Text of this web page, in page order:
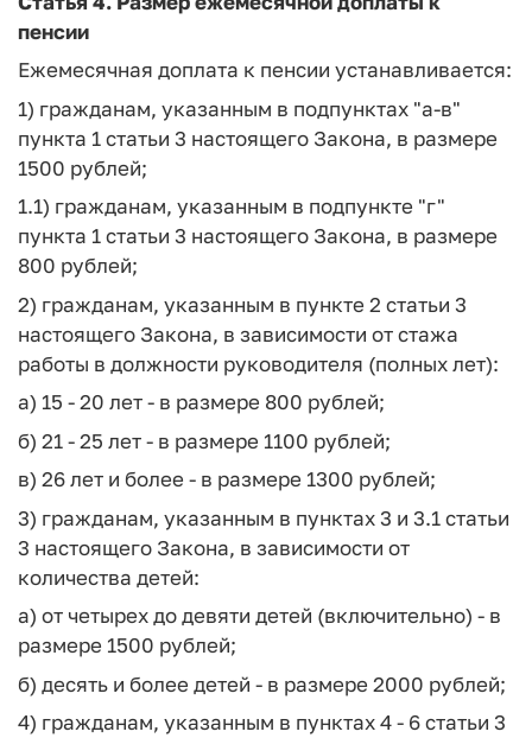
пенсии
Ежемесячная доплата к пенсии устанавливается:
1) гражданам, указанным в подпунктах "а-в"
пункта 1 статьи 3 настоящего Закона, в размере
1500 рублей;
1.1) гражданам, указанным в подпункте "г"
пункта 1 статьи 3 настоящего Закона, в размере
800 рублей;
2) гражданам, указанным в пункте 2 статьи 3
настоящего Закона, в зависимости от стажа
работы в должности руководителя (полных лет):
а) 15 - 20 лет - в размере 800 рублей;
б) 21 - 25 лет - в размере 1100 рублей;
в) 26 лет и более - в размере 1300 рублей;
3) гражданам, указанным в пунктах 3 и 3.1 статьи
3 настоящего Закона, в зависимости от
количества детей:
а) от четырех до девяти детей (включительно) - в
размере 1500 рублей;
б) десять и более детей - в размере 2000 рублей;
4) гражданам, указанным в пунктах 4 - 6 статьи 3